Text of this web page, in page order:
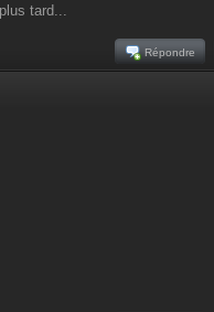
tard...
Répondre